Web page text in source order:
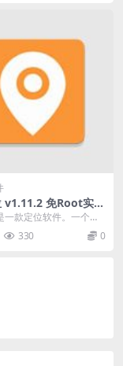
v1.11.2 免Root实现
可以自由控制移动
一款定位软件。一个基
调试 API 和百度地图实
330 0